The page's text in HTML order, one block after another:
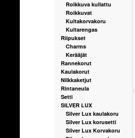
Roikkuva kullattu
Roikkuvat
Kultakorvakoru
Kultarengas
Riipukset
Charms
Kerääjät
Rannekorut
Kaulakorut
Nilkkaketjut
Rintaneula
Setti
SILVER LUX
Silver Lux kaulakoru
Silver Lux korusetti
Silver Lux Korvakoru